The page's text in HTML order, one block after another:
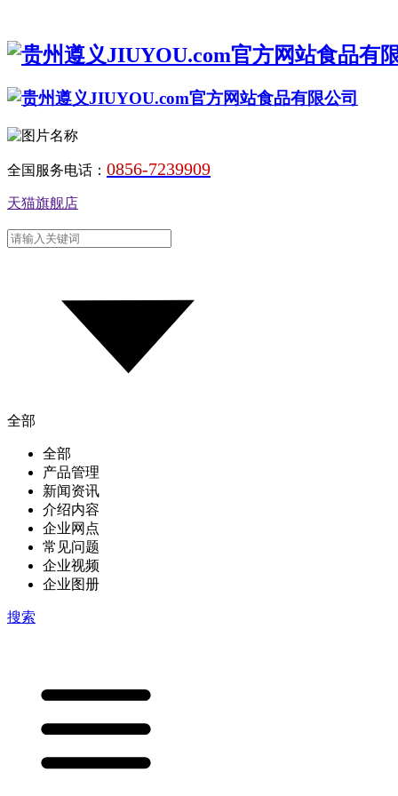
全国服务电话： 0856-7239909
天猫旗舰店
全部
全部
产品管理
新闻资讯
介绍内容
企业网点
常见问题
企业视频
企业图册
搜索